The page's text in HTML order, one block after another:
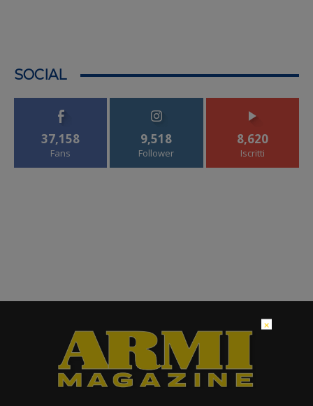
SOCIAL
37,158
Fans
9,518
Follower
8,620
Iscritti
×